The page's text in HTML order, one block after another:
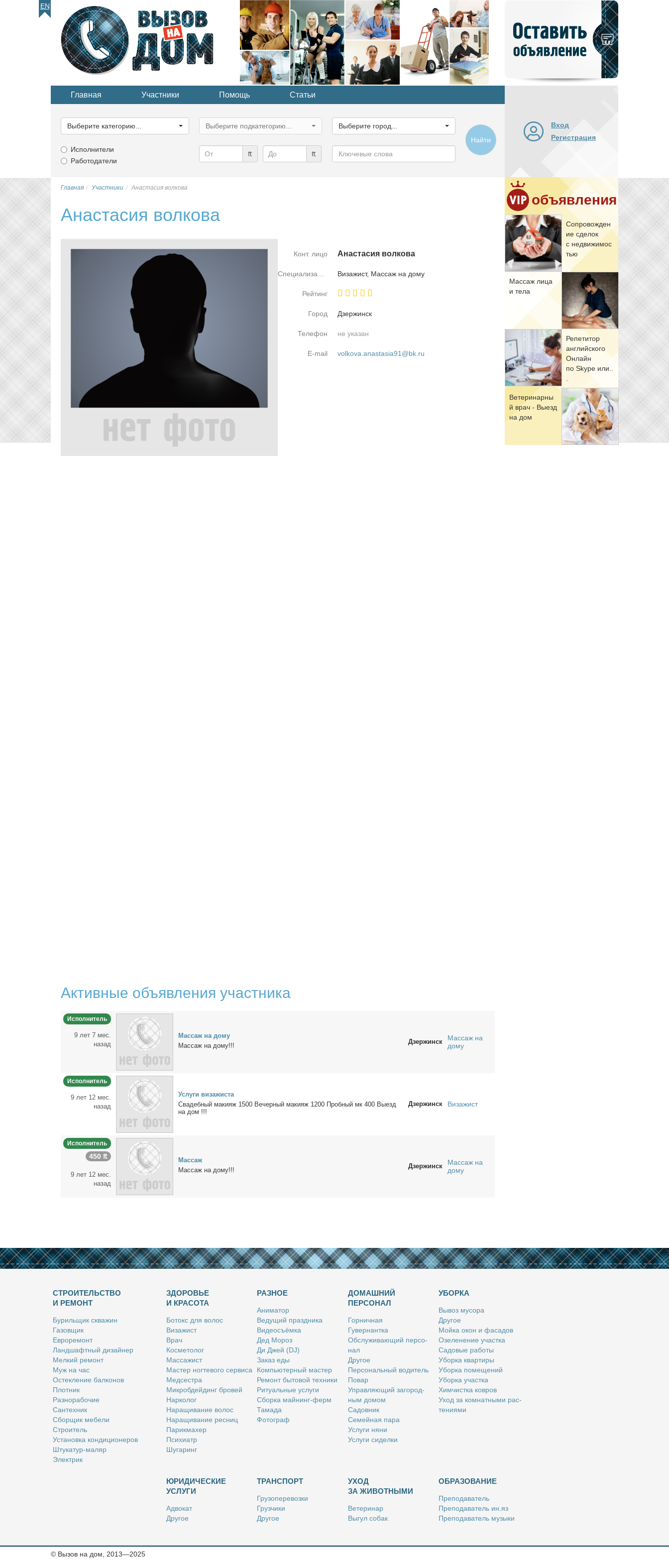
EN
объявление
Главная Участники Помощь Статьи
категорию...
Выберите категорию...
категорию...
Выберите подкатегорию...
город...
Выберите город...
Исполнители
Работодатели
₶ ₶
Ключевые
слова
Найти
Вход
Регистрация
объявления
Со­про­вож­де­н
ие сде­лок
с недви­жи­мо­с
тью
Мас­саж ли­ца
и те­ла
Ре­пе­ти­тор
ан­глий­ско­го
Он­лайн
по Skype или..
Ве­те­ри­нар­ны
й врач - Вы­езд
на дом
Главная Участники Анастасия волкова
Анастасия волкова
Конт. лицо Ана­ста­сия вол­ко­ва
Ви­за­жист, Мас­саж на до­му
Рейтинг
Город Дзер­жинск
Телефон не указан
E-mail volkova.anastasia91@bk.ru
Активные объявления участника
Исполнитель
9 лет 7 мес.
назад
Мас­саж на до­му
Мас­саж на до­му!!!
Дзержинск
Массаж на
дому
Исполнитель
9 лет 12 мес.
назад
Услу­ги ви­за­жи­ста
Сва­деб­ный ма­ки­яж 1500 Ве­чер­ный ма­ки­яж 1200 Проб­ный мк 400 Вы­езд
на дом !!!
Дзержинск Визажист
Исполнитель
450 ₶
9 лет 12 мес.
назад
Мас­саж
Мас­саж на до­му!!!
Дзержинск
Массаж на
дому
СТРОИТЕЛЬСТВО
И РЕМОНТ
Бу­риль­щик сква­жин
Га­зов­щик
Ев­ро­ре­монт
Ланд­шафт­ный ди­зай­нер
Мел­кий ре­монт
Муж на час
Остек­ле­ние бал­ко­нов
Плот­ник
Раз­но­ра­бо­чие
Сан­тех­ник
Сбор­щик ме­бе­ли
Стро­и­тель
Уста­нов­ка кон­ди­ци­о­не­ров
Шту­ка­тур-ма­ляр
Элек­трик
ЗДОРОВЬЕ
И КРАСОТА
Бо­токс для во­лос
Ви­за­жист
Врач
Кос­ме­то­лог
Мас­са­жист
Ма­стер ног­те­во­го сер­ви­са
Мед­сест­ра
Мик­роб­дей­динг бро­вей
Нар­ко­лог
На­ра­щи­ва­ние во­лос
На­ра­щи­ва­ние рес­ниц
Па­рик­махер
Пси­хи­атр
Шу­га­ринг
РАЗНОЕ
Ани­ма­тор
Ве­ду­щий празд­ни­ка
Ви­део­съём­ка
Дед Мо­роз
Ди Джей (DJ)
За­каз еды
Ком­пью­тер­ный ма­стер
Ре­монт бы­то­вой тех­ни­ки
Ри­ту­аль­ные услу­ги
Сбор­ка май­нинг-ферм
Та­ма­да
Фо­то­граф
ДОМАШНИЙ
ПЕРСОНАЛ
Гор­нич­ная
Гу­вер­нант­ка
Об­слу­жи­ва­ю­щий пер­со­
нал
Дру­гое
Пер­со­наль­ный во­ди­тель
По­вар
Управ­ля­ю­щий за­го­род­
ным до­мом
Са­дов­ник
Се­мей­ная па­ра
Услу­ги ня­ни
Услу­ги си­дел­ки
УБОРКА
Вы­воз му­со­ра
Дру­гое
Мой­ка окон и фа­са­дов
Озе­ле­не­ние участ­ка
Са­до­вые ра­бо­ты
Убор­ка квар­ти­ры
Убор­ка по­ме­ще­ний
Убор­ка участ­ка
Хим­чист­ка ков­ров
Уход за ком­нат­ны­ми рас­
те­ни­я­ми
ЮРИДИЧЕСКИЕ
УСЛУГИ
Адво­кат
Дру­гое
Ри­эл­тор
ТРАНСПОРТ
Гру­зо­пе­ре­воз­ки
Груз­чи­ки
Дру­гое
Так­си
УХОД
ЗА ЖИВОТНЫМИ
Ве­те­ри­нар
Вы­гул со­бак
Стриж­ка жи­вот­ных
ОБРАЗОВАНИЕ
Пре­по­да­ва­тель
Пре­по­да­ва­тель ин.яз
Пре­по­да­ва­тель му­зы­ки
© Вызов на дом, 2013—2025